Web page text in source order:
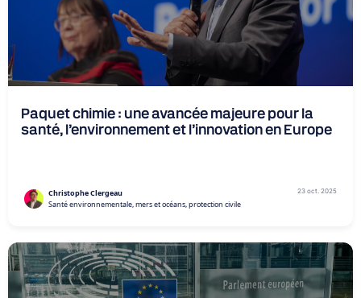
Paquet chimie : une avancée majeure pour la
santé, l’environnement et l’innovation en Europe
Christophe Clergeau
Santé environnementale, mers et océans, protection civile
23 oct. 2025